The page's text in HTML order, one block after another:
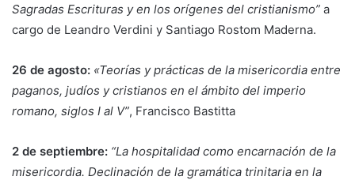
Sagradas Escrituras y en los orígenes del cristianismo” a
cargo de Leandro Verdini y Santiago Rostom Maderna.
26 de agosto: «Teorías y prácticas de la misericordia entre
paganos, judíos y cristianos en el ámbito del imperio
romano, siglos I al V”, Francisco Bastitta
2 de septiembre: “La hospitalidad como encarnación de la
misericordia. Declinación de la gramática trinitaria en la